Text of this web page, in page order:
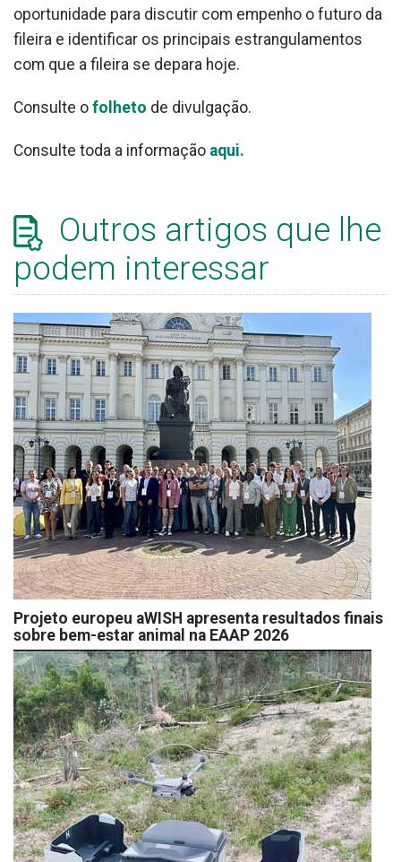
oportunidade para discutir com empenho o futuro da
fileira e identificar os principais estrangulamentos
com que a fileira se depara hoje.
Consulte o folheto de divulgação.
Consulte toda a informação aqui.
Outros artigos que lhe
podem interessar
Projeto europeu aWISH apresenta resultados finais
sobre bem-estar animal na EAAP 2026